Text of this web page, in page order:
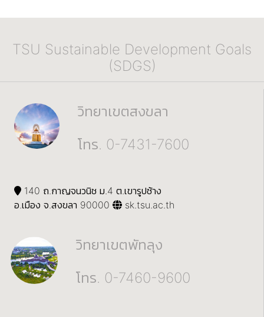
TSU Sustainable Development Goals
(SDGS)
วิทยาเขตสงขลา
โทร. 0-7431-7600
140 ถ.กาญจนวนิช ม.4 ต.เขารูปช้าง
อ.เมือง จ.สงขลา 90000
sk.tsu.ac.th
วิทยาเขตพัทลุง
โทร. 0-7460-9600